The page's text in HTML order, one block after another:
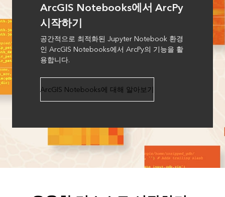
ArcGIS Notebooks에서 ArcPy
시작하기
공간적으로 최적화된 Jupyter Notebook 환경
인 ArcGIS Notebooks에서 ArcPy의 기능을 활
용합니다.
ArcGIS Notebooks에 대해 알아보기